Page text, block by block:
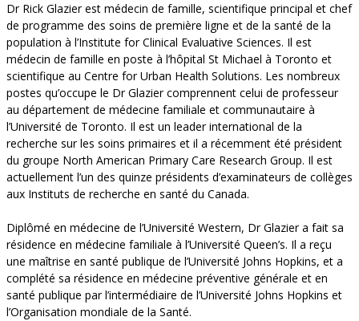
Dr Rick Glazier est médecin de famille, scientifique principal et chef
de programme des soins de première ligne et de la santé de la
population à l’Institute for Clinical Evaluative Sciences. Il est
médecin de famille en poste à l’hôpital St Michael à Toronto et
scientifique au Centre for Urban Health Solutions. Les nombreux
postes qu’occupe le Dr Glazier comprennent celui de professeur
au département de médecine familiale et communautaire à
l’Université de Toronto. Il est un leader international de la
recherche sur les soins primaires et il a récemment été président
du groupe North American Primary Care Research Group. Il est
actuellement l’un des quinze présidents d’examinateurs de collèges
aux Instituts de recherche en santé du Canada.
Diplômé en médecine de l’Université Western, Dr Glazier a fait sa
résidence en médecine familiale à l’Université Queen’s. Il a reçu
une maîtrise en santé publique de l’Université Johns Hopkins, et a
complété sa résidence en médecine préventive générale et en
santé publique par l’intermédiaire de l’Université Johns Hopkins et
l’Organisation mondiale de la Santé.